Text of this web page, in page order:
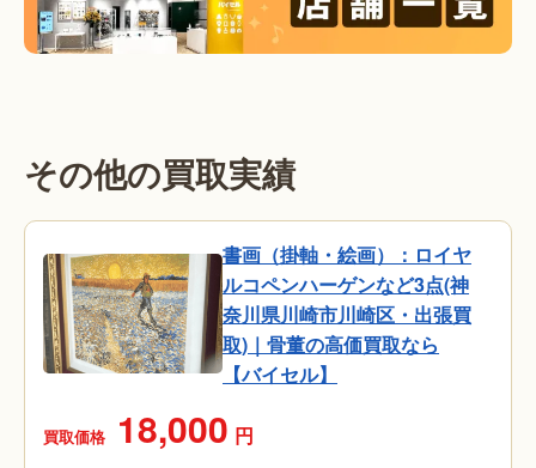
その他の買取実績
書画（掛軸・絵画）：ロイヤ
ルコペンハーゲンなど3点(神
奈川県川崎市川崎区・出張買
取)｜骨董の高価買取なら
【バイセル】
買取価格 18,000 円